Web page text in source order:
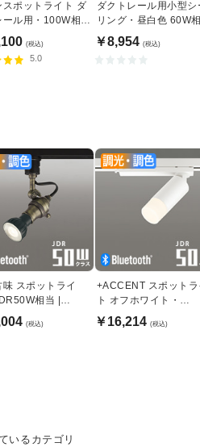
スポットライト ダ
ール用・100W相当
｜ホワイト
(税込)
5.0
ダクトレール用小型シ
リング・昼白色 60W相
当・ブラック
￥8,954 (税込)
味 スポットライ
相当 |
(税込)
+ACCENT スポットラ
ト オフホワイト・
JDR50W | ダクトレー
用・Bluetooth
￥16,214 (税込)
いるカテゴリ